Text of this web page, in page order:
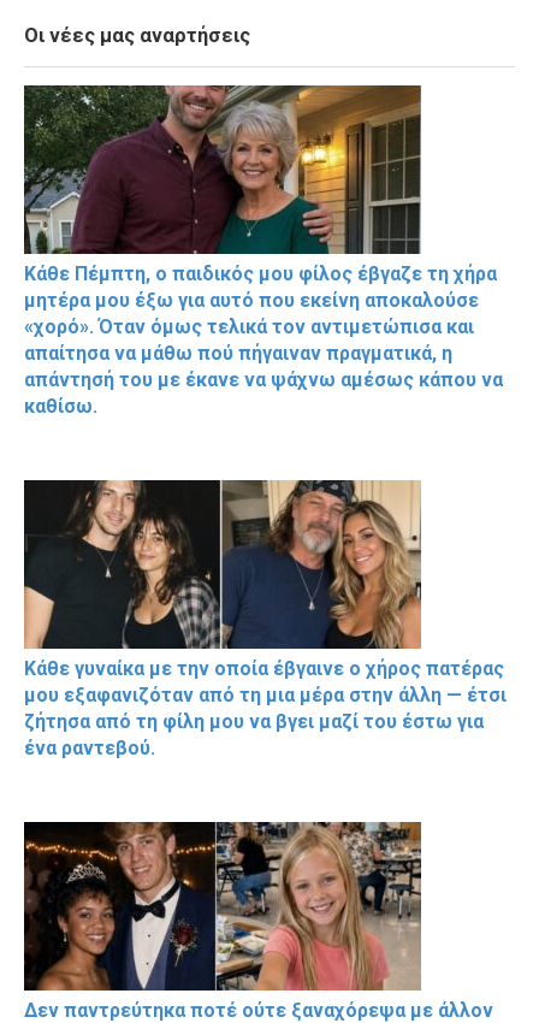
Οι νέες μας αναρτήσεις
Κάθε Πέμπτη, ο παιδικός μου φίλος έβγαζε τη χήρα
μητέρα μου έξω για αυτό που εκείνη αποκαλούσε
«χορό». Όταν όμως τελικά τον αντιμετώπισα και
απαίτησα να μάθω πού πήγαιναν πραγματικά, η
απάντησή του με έκανε να ψάχνω αμέσως κάπου να
καθίσω.
Κάθε γυναίκα με την οποία έβγαινε ο χήρος πατέρας
μου εξαφανιζόταν από τη μια μέρα στην άλλη — έτσι
ζήτησα από τη φίλη μου να βγει μαζί του έστω για
ένα ραντεβού.
Δεν παντρεύτηκα ποτέ ούτε ξαναχόρεψα με άλλον